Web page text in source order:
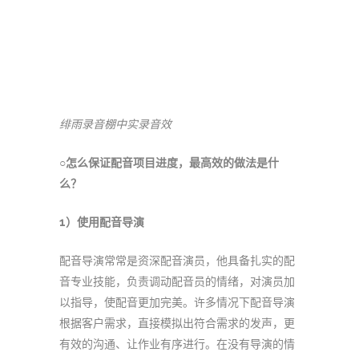
绯雨录音棚中实录音效
○怎么保证配音项目进度，最高效的做法是什
么？
1）使用配音导演
配音导演常常是资深配音演员，他具备扎实的配
音专业技能，负责调动配音员的情绪，对演员加
以指导，使配音更加完美。许多情况下配音导演
根据客户需求，直接模拟出符合需求的发声，更
有效的沟通、让作业有序进行。在没有导演的情